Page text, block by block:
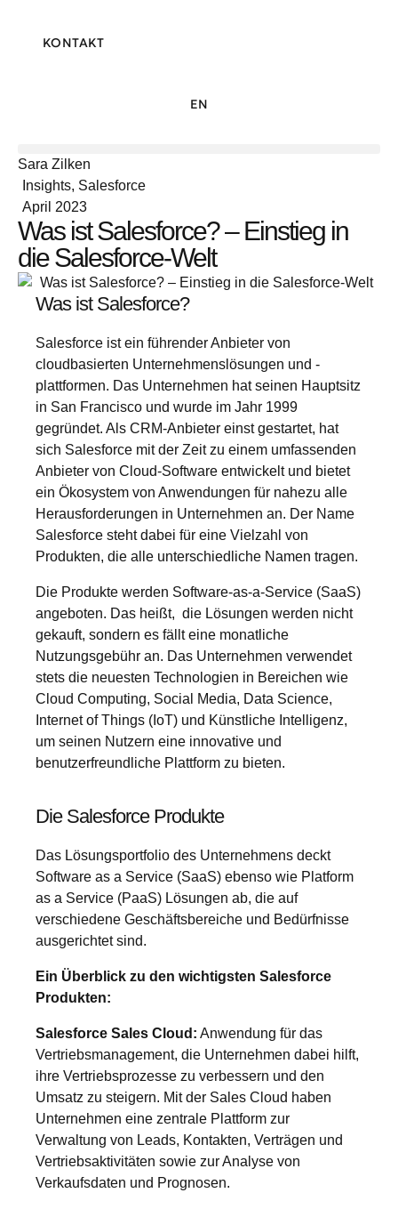
KONTAKT
EN
Sara Zilken
Insights, Salesforce
April 2023
Was ist Salesforce? – Einstieg in
die Salesforce-Welt
Was ist Salesforce?
Salesforce ist ein führender Anbieter von
cloudbasierten Unternehmenslösungen und -
plattformen. Das Unternehmen hat seinen Hauptsitz
in San Francisco und wurde im Jahr 1999
gegründet. Als CRM-Anbieter einst gestartet, hat
sich Salesforce mit der Zeit zu einem umfassenden
Anbieter von Cloud-Software entwickelt und bietet
ein Ökosystem von Anwendungen für nahezu alle
Herausforderungen in Unternehmen an. Der Name
Salesforce steht dabei für eine Vielzahl von
Produkten, die alle unterschiedliche Namen tragen.
Die Produkte werden Software-as-a-Service (SaaS)
angeboten. Das heißt, die Lösungen werden nicht
gekauft, sondern es fällt eine monatliche
Nutzungsgebühr an. Das Unternehmen verwendet
stets die neuesten Technologien in Bereichen wie
Cloud Computing, Social Media, Data Science,
Internet of Things (IoT) und Künstliche Intelligenz,
um seinen Nutzern eine innovative und
benutzerfreundliche Plattform zu bieten.
Die Salesforce Produkte
Das Lösungsportfolio des Unternehmens deckt
Software as a Service (SaaS) ebenso wie Platform
as a Service (PaaS) Lösungen ab, die auf
verschiedene Geschäftsbereiche und Bedürfnisse
ausgerichtet sind.
Ein Überblick zu den wichtigsten Salesforce
Produkten:
Salesforce Sales Cloud: Anwendung für das
Vertriebsmanagement, die Unternehmen dabei hilft,
ihre Vertriebsprozesse zu verbessern und den
Umsatz zu steigern. Mit der Sales Cloud haben
Unternehmen eine zentrale Plattform zur
Verwaltung von Leads, Kontakten, Verträgen und
Vertriebsaktivitäten sowie zur Analyse von
Verkaufsdaten und Prognosen.